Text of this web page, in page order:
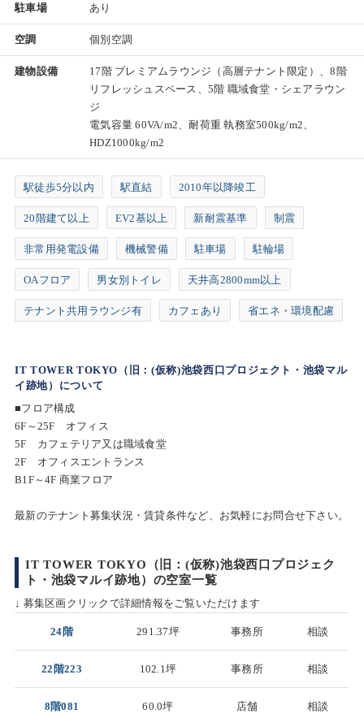
駐車場 あり
空調 個別空調
建物設備
17階 プレミアムラウンジ（高層テナント限定）、8階
リフレッシュスペース、5階 職域食堂・シェアラウン
ジ
電気容量 60VA/m2、耐荷重 執務室500kg/m2、
HDZ1000kg/m2
駅徒歩5分以内 駅直結 2010年以降竣工
20階建て以上 EV2基以上 新耐震基準 制震
非常用発電設備 機械警備 駐車場 駐輪場
OAフロア 男女別トイレ 天井高2800mm以上
テナント共用ラウンジ有 カフェあり 省エネ・環境配慮
IT TOWER TOKYO（旧：(仮称)池袋西口プロジェクト・池袋マル
イ跡地）について
■フロア構成
6F～25F オフィス
5F カフェテリア又は職域食堂
2F オフィスエントランス
B1F～4F 商業フロア
最新のテナント募集状況・賃貸条件など、お気軽にお問合せ下さい。
IT TOWER TOKYO（旧：(仮称)池袋西口プロジェク
ト・池袋マルイ跡地）の空室一覧
↓ 募集区画クリックで詳細情報をご覧いただけます
24階 291.37坪 事務所 相談
22階223 102.1坪 事務所 相談
8階081 60.0坪 店舗 相談